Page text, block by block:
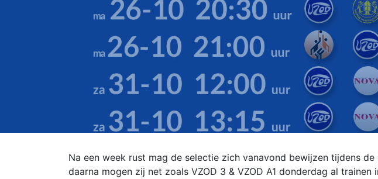
Na een week rust mag de selectie zich vanavond bewijzen tijdens
daarna mogen zij net zoals VZOD 3 & VZOD A1 donderdag al